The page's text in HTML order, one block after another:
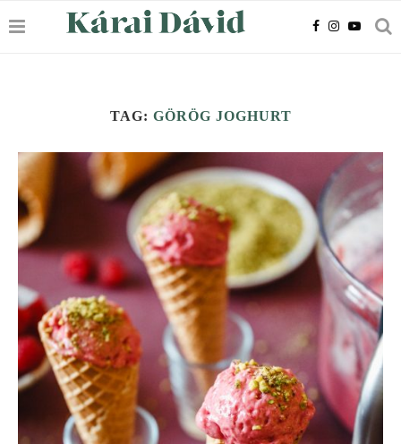
TAG: GÖRÖG JOGHURT